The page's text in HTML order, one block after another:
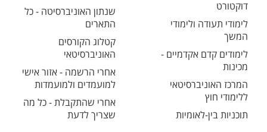
דוקטורט
לימודי תעודה ולימודי
המשך
לימודים קדם אקדמיים -
מכינות
המרכז האוניברסיטאי
ללימודי חוץ
תוכניות בין-לאומיות
שנתון האוניברסיטה - כל
התארים
קטלוג הקורסים
האוניברסיטאי
אחרי הרשמה - אזור אישי
למועמדים ולמועמדות
אחרי שהתקבלת - כל מה
שצריך לדעת